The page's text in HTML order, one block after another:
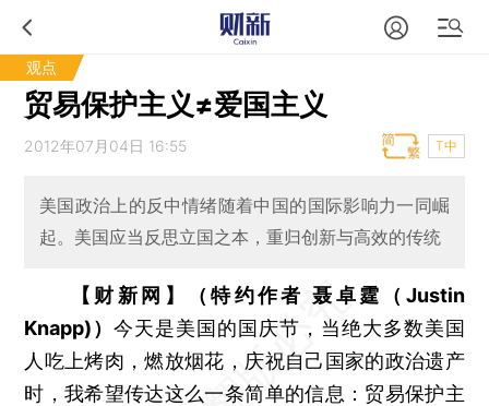
观点
贸易保护主义≠爱国主义
2012年07月04日 16:55 T中
美国政治上的反中情绪随着中国的国际影响力一同崛
起。美国应当反思立国之本，重归创新与高效的传统
【财新网】（特约作者 聂卓霆（Justin
Knapp)）今天是美国的国庆节，当绝大多数美国
人吃上烤肉，燃放烟花，庆祝自己国家的政治遗产
时，我希望传达这么一条简单的信息：贸易保护主